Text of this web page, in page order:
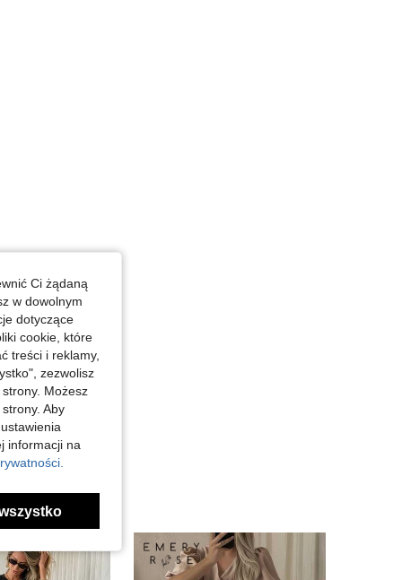
Ci żądaną
w dowolnym
dotyczące
cookie, które
treści i reklamy,
zezwolisz
Możesz
Aby
informacji na